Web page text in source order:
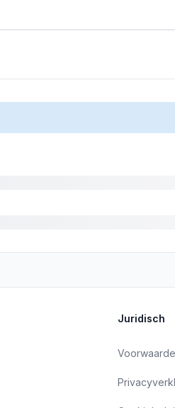
Juridisch